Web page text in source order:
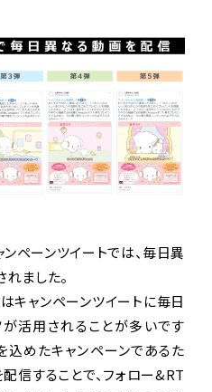
ペーンツイートでは、毎日異
ました。
キャンペーンツイートに毎日
活用されることが多いです
込めたキャンペーンであるた
信することで、フォロー&RT